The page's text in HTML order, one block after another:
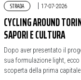
STRADA | 17-07-2026
CYCLING AROUND
SAPORI E CULTURA
Dopo aver presentato il
sua formulazione light,
scoperta della prima capitale